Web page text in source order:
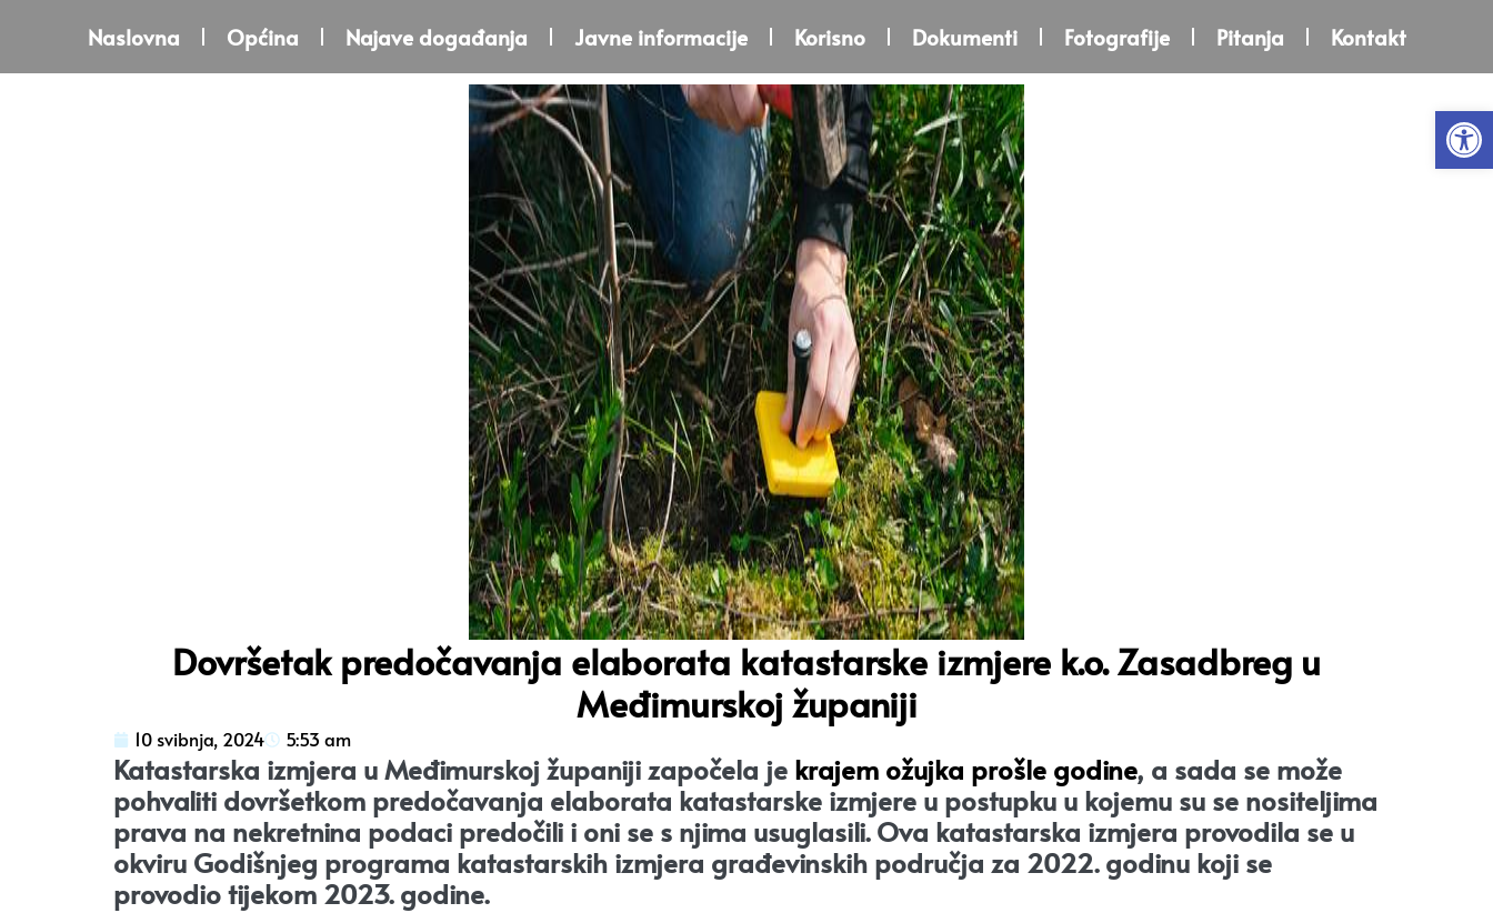
Naslovna Općina Najave događanja Javne informacije Korisno Dokumenti Fotografije Pitanja Kontakt
Dovršetak predočavanja elaborata katastarske izmjere k.o. Zasadbreg u
Međimurskoj županiji
10 svibnja, 2024 5:53 am
Katastarska izmjera u Međimurskoj županiji započela je krajem ožujka prošle godine, a sada se može
pohvaliti dovršetkom predočavanja elaborata katastarske izmjere u postupku u kojemu su se nositeljima
prava na nekretnina podaci predočili i oni se s njima usuglasili. Ova katastarska izmjera provodila se u
okviru Godišnjeg programa katastarskih izmjera građevinskih područja za 2022. godinu koji se
provodio tijekom 2023. godine.